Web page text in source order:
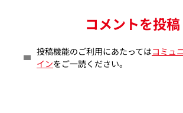
コメントを投稿
投稿機能のご利用にあたってはコミュ
インをご一読ください。